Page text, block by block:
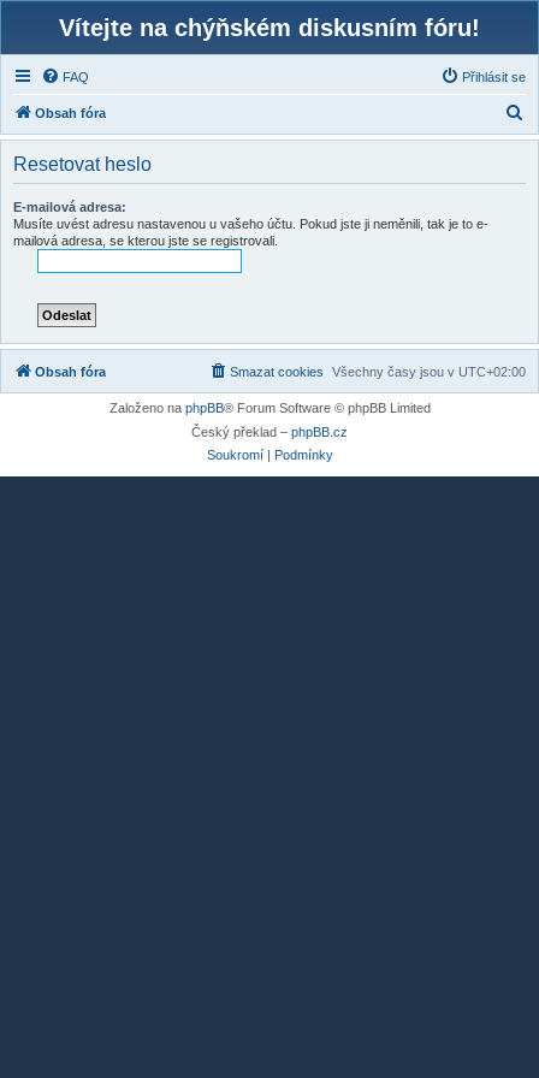
Vítejte na chýňském diskusním fóru!
FAQ Přihlásit se
Obsah fóra
l
Resetovat heslo
E-mailová adresa:
Musíte uvést adresu nastavenou u vašeho účtu. Pokud jste ji neměnili, tak je to e-
mailová adresa, se kterou jste se registrovali.
Obsah fóra Všechny časy jsou v UTC+02:00
Smazat cookies
Založeno na phpBB® Forum Software © phpBB Limited
Český překlad – phpBB.cz
Soukromí| Podmínky